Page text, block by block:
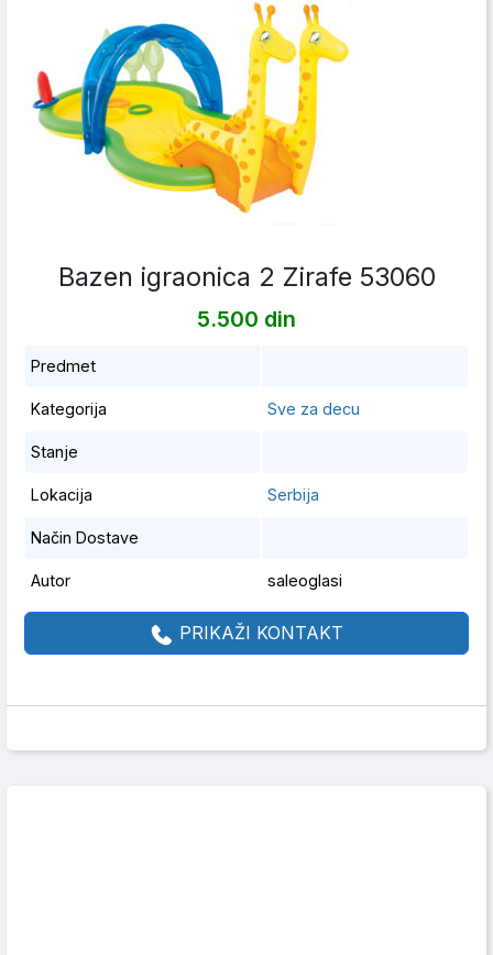
Bazen igraonica 2 Zirafe 53060
5.500 din
Predmet
Kategorija Sve za decu
Stanje
Lokacija Serbija
Način Dostave
Autor saleoglasi
PRIKAŽI KONTAKT